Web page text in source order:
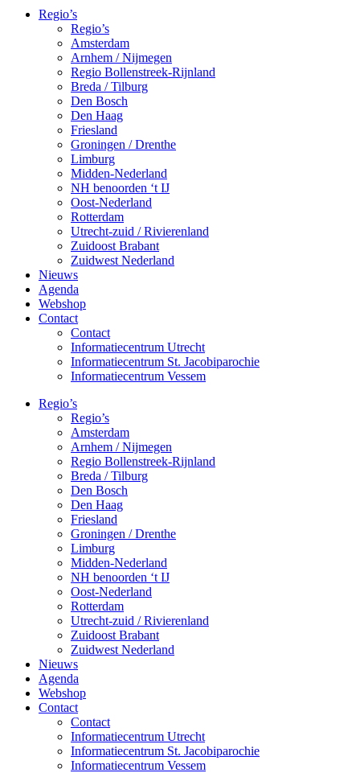
Regio’s
Regio’s
Amsterdam
Arnhem / Nijmegen
Regio Bollenstreek-Rijnland
Breda / Tilburg
Den Bosch
Den Haag
Friesland
Groningen / Drenthe
Limburg
Midden-Nederland
NH benoorden ‘t IJ
Oost-Nederland
Rotterdam
Utrecht-zuid / Rivierenland
Zuidoost Brabant
Zuidwest Nederland
Nieuws
Agenda
Webshop
Contact
Contact
Informatiecentrum Utrecht
Informatiecentrum St. Jacobiparochie
Informatiecentrum Vessem
Regio’s
Regio’s
Amsterdam
Arnhem / Nijmegen
Regio Bollenstreek-Rijnland
Breda / Tilburg
Den Bosch
Den Haag
Friesland
Groningen / Drenthe
Limburg
Midden-Nederland
NH benoorden ‘t IJ
Oost-Nederland
Rotterdam
Utrecht-zuid / Rivierenland
Zuidoost Brabant
Zuidwest Nederland
Nieuws
Agenda
Webshop
Contact
Contact
Informatiecentrum Utrecht
Informatiecentrum St. Jacobiparochie
Informatiecentrum Vessem